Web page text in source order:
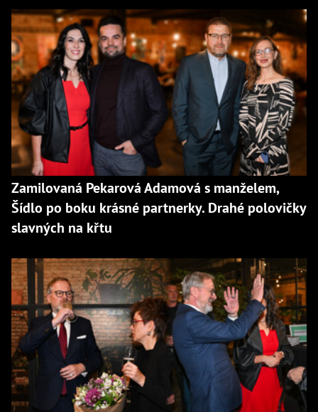
Zamilovaná Pekarová Adamová s manželem,
Šídlo po boku krásné partnerky. Drahé polovičky
slavných na křtu